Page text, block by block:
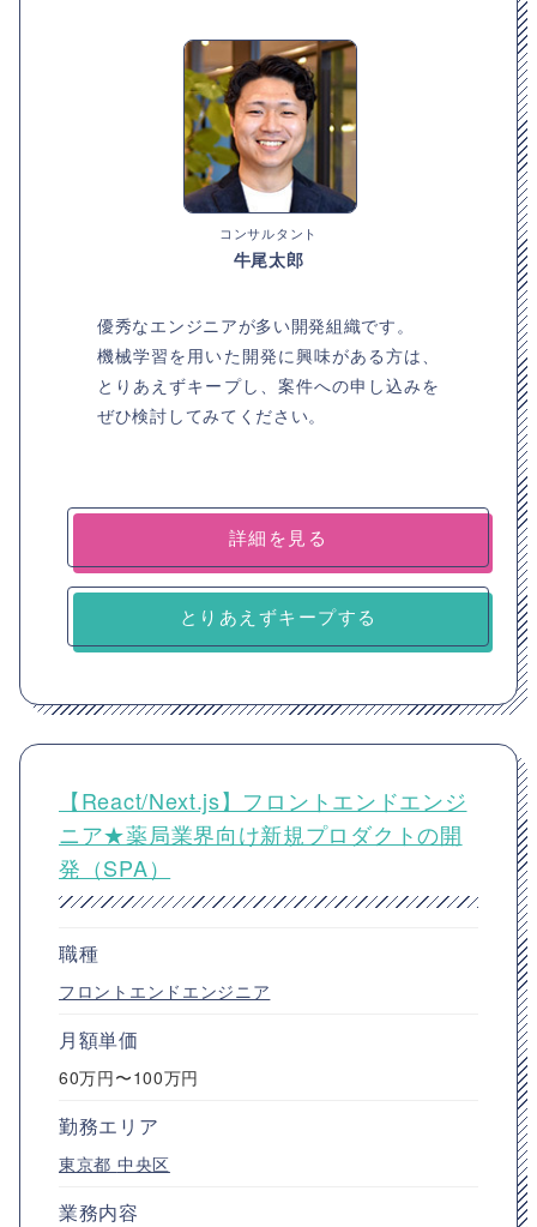
コンサルタント
牛尾太郎
優秀なエンジニアが多い開発組織です。
機械学習を用いた開発に興味がある方は、
とりあえずキープし、案件への申し込みを
ぜひ検討してみてください。
詳細を見る
とりあえずキープする
【React/Next.js】フロントエンドエンジ
ニア★薬局業界向け新規プロダクトの開
発（SPA）
職種
フロントエンドエンジニア
月額単価
60万円〜100万円
勤務エリア
東京都 中央区
業務内容